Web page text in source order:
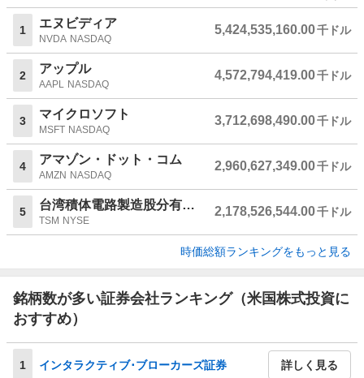
1 エヌビディア
NVDA NASDAQ
5,424,535,160.00千ドル
2 アップル
AAPL NASDAQ
4,572,794,419.00千ドル
3 マイクロソフト
MSFT NASDAQ
3,712,698,490.00千ドル
4 アマゾン・ドット・コム
AMZN NASDAQ
2,960,627,349.00千ドル
5 台湾積体電路製造股分有限公司
TSM NYSE
2,178,526,544.00千ドル
時価総額ランキングをもっと見る
銘柄数が多い証券会社ランキング（米国株式投資に
おすすめ）
1 インタラクティブ･ブローカーズ証券 詳しく見る